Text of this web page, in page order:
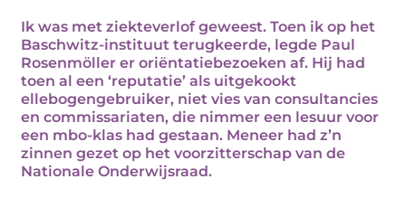
Ik was met ziekteverlof geweest. Toen ik op het
Baschwitz-instituut terugkeerde, legde Paul
Rosenmöller er oriëntatiebezoeken af. Hij had
toen al een ‘reputatie’ als uitgekookt
ellebogengebruiker, niet vies van consultancies
en commissariaten, die nimmer een lesuur voor
een mbo-klas had gestaan. Meneer had z’n
zinnen gezet op het voorzitterschap van de
Nationale Onderwijsraad.